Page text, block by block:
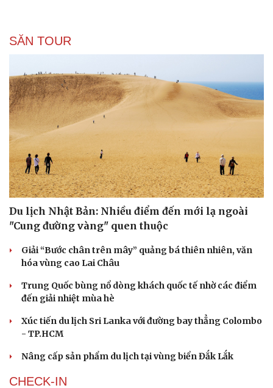
SĂN TOUR
Du lịch Nhật Bản: Nhiều điểm đến mới lạ ngoài
"Cung đường vàng" quen thuộc
Giải “Bước chân trên mây” quảng bá thiên nhiên, văn
hóa vùng cao Lai Châu
Trung Quốc bùng nổ dòng khách quốc tế nhờ các điểm
đến giải nhiệt mùa hè
Xúc tiến du lịch Sri Lanka với đường bay thẳng Colombo
- TP.HCM
Nâng cấp sản phẩm du lịch tại vùng biển Đắk Lắk
CHECK-IN